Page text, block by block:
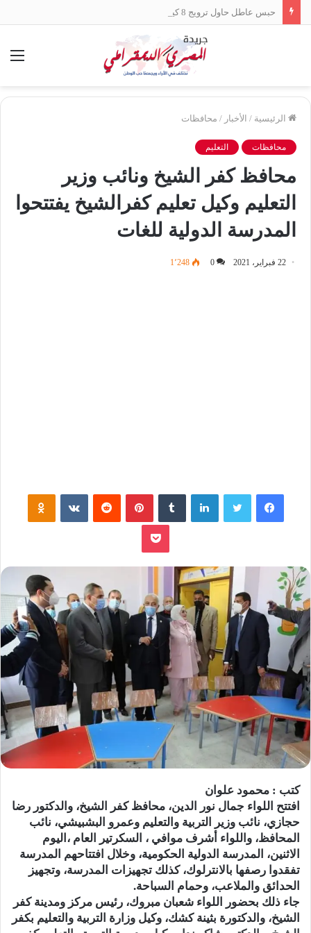
حبس عاطل حاول ترويج 8 كيلو «حشيش» في الإسكندرية
الرئيسية / الأخبار / محافظات
محافظات التعليم
محافظ كفر الشيخ ونائب وزير
التعليم وكيل تعليم كفرالشيخ يفتتحوا
المدرسة الدولية للغات
22 فبراير، 2021 0 1٬248
فيسبوك تويتر لينكدإن بينتيريست
بوكيت
كتب : محمود علوان
افتتح اللواء جمال نور الدين، محافظ كفر الشيخ، والدكتور رضا
حجازي، نائب وزير التربية والتعليم وعمرو البشبيشي، نائب
المحافظ، واللواء أشرف موافي ، السكرتير العام ،اليوم
الاثنين، المدرسة الدولية الحكومية، وخلال افتتاحهم المدرسة
تفقدوا رصفها بالانترلوك، كذلك تجهيزات المدرسة، وتجهيز
الحدائق والملاعب، وحمام السباحة.
جاء ذلك بحضور اللواء شعبان مبروك، رئيس مركز ومدينة كفر
الشيخ، والدكتورة بثينة كشك، وكيل وزارة التربية والتعليم بكفر